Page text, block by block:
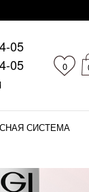
0
05
05
СИСТЕМА